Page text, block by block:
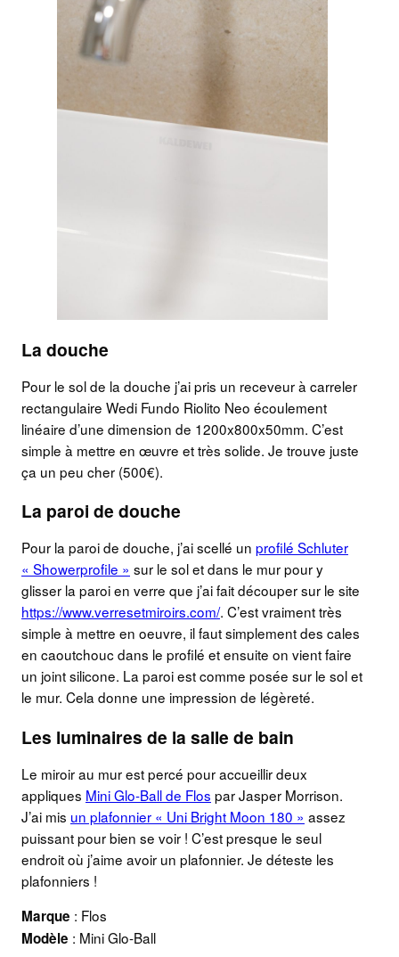
La douche
Pour le sol de la douche j’ai pris un receveur à carreler
rectangulaire Wedi Fundo Riolito Neo écoulement
linéaire d’une dimension de 1200x800x50mm. C’est
simple à mettre en œuvre et très solide. Je trouve juste
ça un peu cher (500€).
La paroi de douche
Pour la paroi de douche, j’ai scellé un profilé Schluter
« Showerprofile » sur le sol et dans le mur pour y
glisser la paroi en verre que j’ai fait découper sur le site
https://www.verresetmiroirs.com/. C’est vraiment très
simple à mettre en oeuvre, il faut simplement des cales
en caoutchouc dans le profilé et ensuite on vient faire
un joint silicone. La paroi est comme posée sur le sol et
le mur. Cela donne une impression de légèreté.
Les luminaires de la salle de bain
Le miroir au mur est percé pour accueillir deux
appliques Mini Glo-Ball de Flos par Jasper Morrison.
J’ai mis un plafonnier « Uni Bright Moon 180 » assez
puissant pour bien se voir ! C’est presque le seul
endroit où j’aime avoir un plafonnier. Je déteste les
plafonniers !
Marque : Flos
Modèle : Mini Glo-Ball